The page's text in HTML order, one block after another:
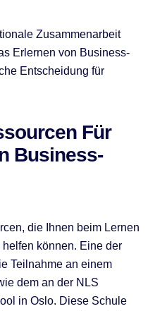
Zusammenarbeit
Erlernen von Business-
Entscheidung für
Für
Business-
die Ihnen beim Lernen
können. Eine der
Teilnahme an einem
dem an der NLS
in Oslo. Diese Schule